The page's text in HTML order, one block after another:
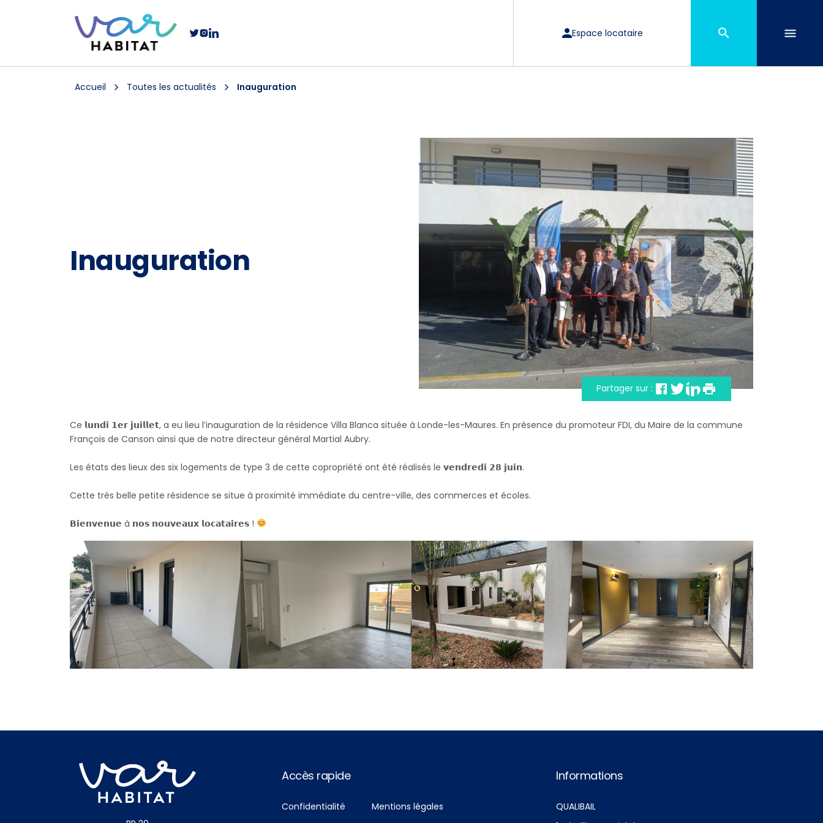
Espace locataire
Accueil Toutes les actualités Inauguration
Inauguration
Partager sur :
Ce 𝗹𝘂𝗻𝗱𝗶 𝟭𝗲𝗿 𝗷𝘂𝗶𝗹𝗹𝗲𝘁, a eu lieu l’inauguration de la résidence Villa Blanca située à Londe-les-Maures. En présence du promoteur FDI, du Maire de la commune
François de Canson ainsi que de notre directeur général Martial Aubry.
Les états des lieux des six logements de type 3 de cette copropriété ont été réalisés le 𝘃𝗲𝗻𝗱𝗿𝗲𝗱𝗶 𝟮𝟴 𝗷𝘂𝗶𝗻.
Cette très belle petite résidence se situe à proximité immédiate du centre-ville, des commerces et écoles.
𝗕𝗶𝗲𝗻𝘃𝗲𝗻𝘂𝗲 à 𝗻𝗼𝘀 𝗻𝗼𝘂𝘃𝗲𝗮𝘂𝘅 𝗹𝗼𝗰𝗮𝘁𝗮𝗶𝗿𝗲𝘀 !
Accès rapide
Confidentialité Mentions légales
Informations
QUALIBAIL